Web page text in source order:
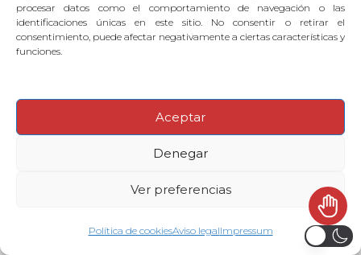
procesar datos como el comportamiento de navegación o las
identificaciones únicas en este sitio. No consentir o retirar el
consentimiento, puede afectar negativamente a ciertas características y
funciones.
Aceptar
Denegar
Ver preferencias
Política de cookiesAviso legalImpressum
el experto, puedesidentificarteo
© 2026 ·